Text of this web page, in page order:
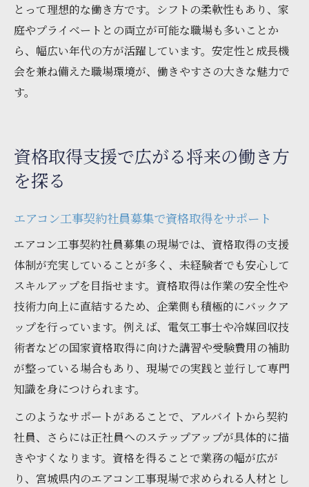
とって理想的な働き方です。シフトの柔軟性もあり、家
庭やプライベートとの両立が可能な職場も多いことか
ら、幅広い年代の方が活躍しています。安定性と成長機
会を兼ね備えた職場環境が、働きやすさの大きな魅力で
す。
資格取得支援で広がる将来の働き方
を探る
エアコン工事契約社員募集で資格取得をサポート
エアコン工事契約社員募集の現場では、資格取得の支援
体制が充実していることが多く、未経験者でも安心して
スキルアップを目指せます。資格取得は作業の安全性や
技術力向上に直結するため、企業側も積極的にバックア
ップを行っています。例えば、電気工事士や冷媒回収技
術者などの国家資格取得に向けた講習や受験費用の補助
が整っている場合もあり、現場での実践と並行して専門
知識を身につけられます。
このようなサポートがあることで、アルバイトから契約
社員、さらには正社員へのステップアップが具体的に描
きやすくなります。資格を得ることで業務の幅が広が
り、宮城県内のエアコン工事現場で求められる人材とし